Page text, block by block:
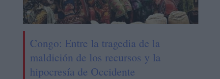
Congo: Entre la tragedia de la
maldición de los recursos y la
hipocresía de Occidente